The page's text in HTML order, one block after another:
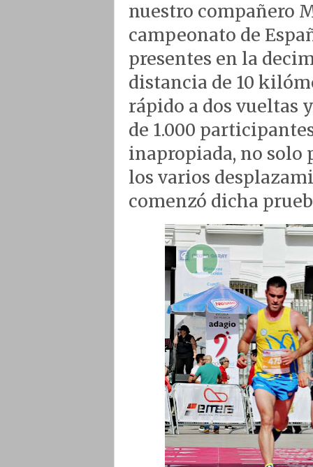
nuestro compañero
campeonato de
presentes en la
distancia de 10
rápido a dos vueltas
de 1.000
inapropiada, no solo
los varios
comenzó dicha